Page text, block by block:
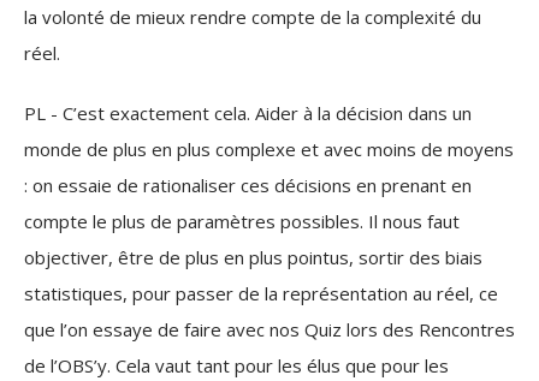
la volonté de mieux rendre compte de la complexité du
réel.
PL - C’est exactement cela. Aider à la décision dans un
monde de plus en plus complexe et avec moins de moyens
: on essaie de rationaliser ces décisions en prenant en
compte le plus de paramètres possibles. Il nous faut
objectiver, être de plus en plus pointus, sortir des biais
statistiques, pour passer de la représentation au réel, ce
que l’on essaye de faire avec nos Quiz lors des Rencontres
de l’OBS’y. Cela vaut tant pour les élus que pour les